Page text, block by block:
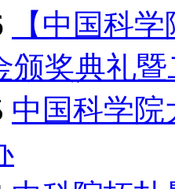
【中国科
颁奖典礼
中国科学院